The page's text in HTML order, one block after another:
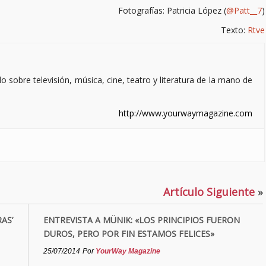
Fotografías: Patricia López (@Patt__7)
Texto: Rtve
sobre televisión, música, cine, teatro y literatura de la mano de
http://www.yourwaymagazine.com
Artículo Siguiente »
ENTREVISTA A MÜNIK: «LOS PRINCIPIOS FUERON
DUROS, PERO POR FIN ESTAMOS FELICES»
25/07/2014 Por YourWay Magazine